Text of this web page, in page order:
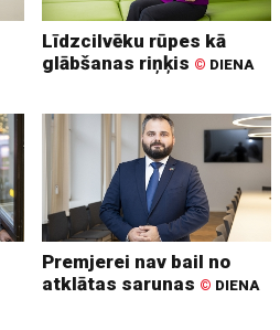
Līdzcilvēku rūpes kā
glābšanas riņķis © DIENA
Premjerei nav bail no
atklātas sarunas © DIENA